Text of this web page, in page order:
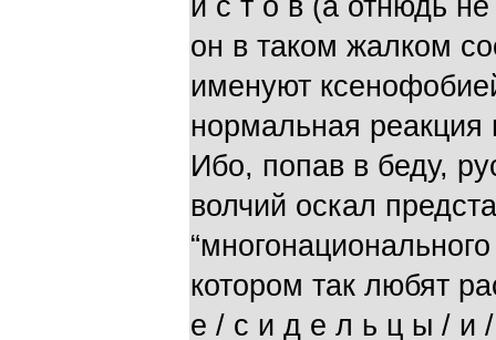
и с т о в (а отнюдь
он в таком жалком
именуют
нормальная
Ибо, попав в беду,
волчий оскал
котором так любят
е / с и д е л ь ц ы / и